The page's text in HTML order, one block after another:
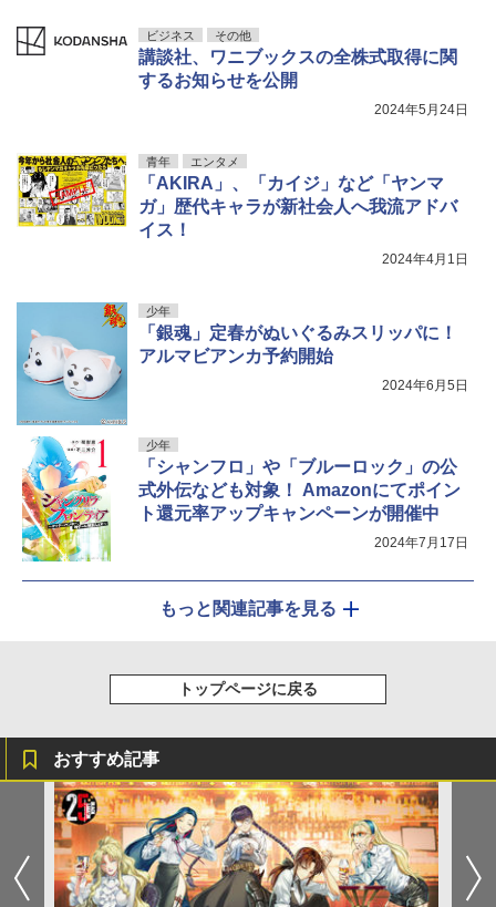
ビジネス その他
講談社、ワニブックスの全株式取得に関
するお知らせを公開
2024年5月24日
青年 エンタメ
「AKIRA」、「カイジ」など「ヤンマ
ガ」歴代キャラが新社会人へ我流アドバ
イス！
2024年4月1日
少年
「銀魂」定春がぬいぐるみスリッパに！
アルマビアンカ予約開始
2024年6月5日
少年
「シャンフロ」や「ブルーロック」の公
式外伝なども対象！ Amazonにてポイン
ト還元率アップキャンペーンが開催中
2024年7月17日
もっと関連記事を見る
トップページに戻る
おすすめ記事